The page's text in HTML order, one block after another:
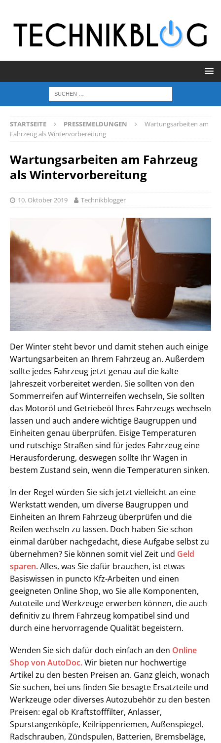
STARTSEITE PRESSEMELDUNGEN
Wartungsarbeiten am
Fahrzeug als Wintervorbereitung
Wartungsarbeiten am Fahrzeug
als Wintervorbereitung
10. Oktober 2019 Technikblogger
Der Winter steht bevor und damit stehen auch einige
Wartungsarbeiten an Ihrem Fahrzeug an. Außerdem
sollte jedes Fahrzeug jetzt genau auf die kalte
Jahreszeit vorbereitet werden. Sie sollten von den
Sommerreifen auf Winterreifen wechseln, Sie sollten
das Motoröl und Getriebeöl Ihres Fahrzeugs wechseln
lassen und auch andere wichtige Baugruppen und
Einheiten genau überprüfen. Eisige Temperaturen
und rutschige Straßen sind für jedes Fahrzeug eine
Herausforderung, deswegen sollte Ihr Wagen in
bestem Zustand sein, wenn die Temperaturen sinken.
In der Regel würden Sie sich jetzt vielleicht an eine
Werkstatt wenden, um diverse Baugruppen und
Einheiten an Ihrem Fahrzeug überprüfen und die
Reifen wechseln zu lassen. Doch haben Sie schon
einmal darüber nachgedacht, diese Aufgabe selbst zu
übernehmen? Sie können somit viel Zeit und Geld
sparen. Alles, was Sie dafür brauchen, ist etwas
Basiswissen in puncto Kfz-Arbeiten und einen
geeigneten Online Shop, wo Sie alle Komponenten,
Autoteile und Werkzeuge erwerben können, die auch
definitiv zu Ihrem Fahrzeug kompatibel sind und
durch eine hervorragende Qualität begeistern.
Wenden Sie sich dafür doch einfach an den Online
Shop von AutoDoc.Wir bieten nur hochwertige
Artikel zu den besten Preisen an. Ganz gleich, wonach
Sie suchen, bei uns finden Sie besagte Ersatzteile und
Werkzeuge oder diverses Autozubehör zu den besten
Preisen: egal ob Kraftstofffilter, Anlasser,
Spurstangenköpfe, Keilrippenriemen, Außenspiegel,
Radschrauben, Zündspulen, Batterien, Bremsbeläge,